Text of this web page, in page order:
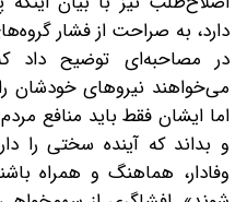
دارد، به صراحت از فشار
در مصاحبه‌ای توضیح داد
می‌خواهند نیروهای خودشان
اما ایشان فقط باید منافع
و بداند که آینده سختی را
وفادار، هماهنگ و همراه